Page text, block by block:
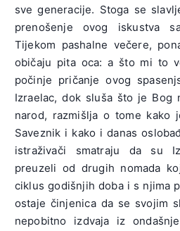
sve generacije. Stoga se
prenošenje ovog iskustva
Tijekom pashalne večere,
običaju pita oca: a što mi to
počinje pričanje ovog
Izraelac, dok sluša što je Bog
narod, razmišlja o tome kako
Saveznik i kako i danas
istraživači smatraju da su
preuzeli od drugih nomada
ciklus godišnjih doba i s njima
ostaje činjenica da se svojim
nepobitno izdvaja iz